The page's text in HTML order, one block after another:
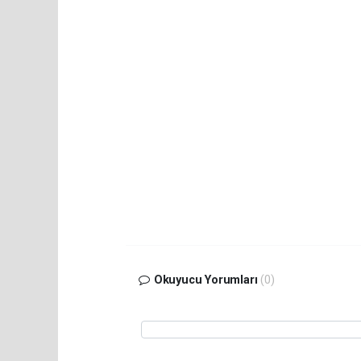
Okuyucu Yorumları (0)